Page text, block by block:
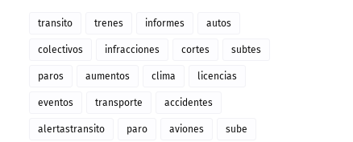
transito trenes informes autos
colectivos infracciones cortes subtes
paros aumentos clima licencias
eventos transporte accidentes
alertastransito paro aviones sube